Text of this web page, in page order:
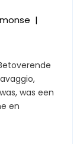
De
Schilderijen
|
was een
en